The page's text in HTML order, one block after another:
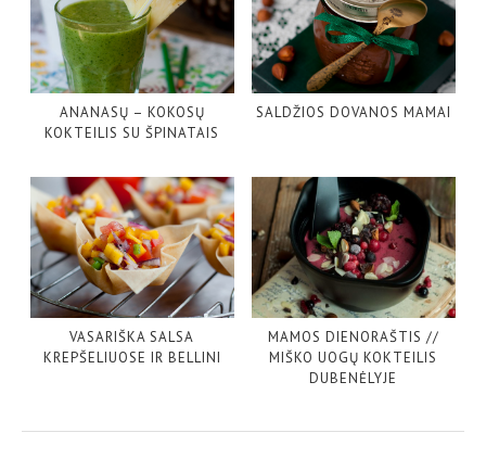
ANANASŲ – KOKOSŲ
KOKTEILIS SU ŠPINATAIS
SALDŽIOS DOVANOS MAMAI
VASARIŠKA SALSA
KREPŠELIUOSE IR BELLINI
MAMOS DIENORAŠTIS //
MIŠKO UOGŲ KOKTEILIS
DUBENĖLYJE